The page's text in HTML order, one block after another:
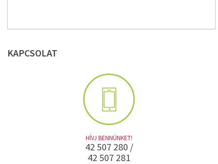
KAPCSOLAT
HÍVJ BENNÜNKET!
42 507 280 /
42 507 281